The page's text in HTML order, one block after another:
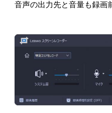
音声の出力先と音量も録画